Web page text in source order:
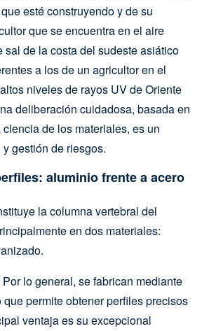
esté construyendo y de su
que se encuentra en el aire
sal de la costa del sudeste asiático
a los de un agricultor en el
niveles de rayos UV de Oriente
deliberación cuidadosa, basada en
de los materiales, es un
gestión de riesgos.
aluminio frente a acero
la columna vertebral del
en dos materiales:
Por lo general, se fabrican mediante
permite obtener perfiles precisos
ventaja es su excepcional